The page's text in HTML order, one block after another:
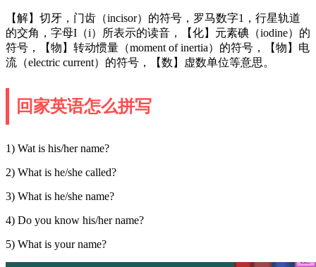
【解】切牙，门齿（incisor）的符号，罗马数字1，行星轨道
的交角，字母I（i）所表示的读音，【化】元素碘（iodine）的
符号，【物】转动惯量（moment of inertia）的符号，【物】电
流（electric current）的符号，【数】虚数单位等意思。
回家英语怎么拼写
1) Wat is his/her name?
2) What is he/she called?
3) What is he/she name?
4) Do you know his/her name?
5) What is your name?